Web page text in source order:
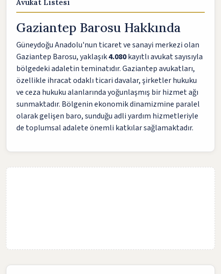
Avukat Listesi
Gaziantep Barosu Hakkında
Güneydoğu Anadolu'nun ticaret ve sanayi merkezi olan
Gaziantep Barosu, yaklaşık4.080kayıtlı avukat sayısıyla
bölgedeki adaletin teminatıdır. Gaziantep avukatları,
özellikle ihracat odaklı ticari davalar, şirketler hukuku
ve ceza hukuku alanlarında yoğunlaşmış bir hizmet ağı
sunmaktadır. Bölgenin ekonomik dinamizmine paralel
olarak gelişen baro, sunduğu adli yardım hizmetleriyle
de toplumsal adalete önemli katkılar sağlamaktadır.